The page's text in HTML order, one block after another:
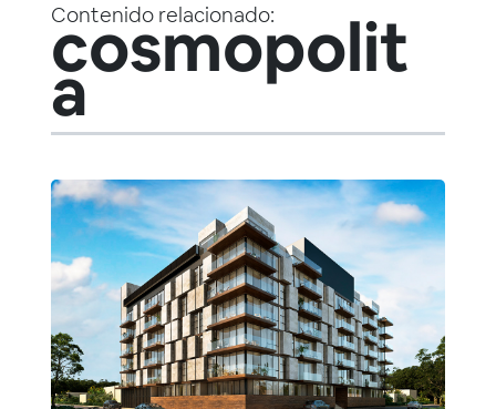
Contenido relacionado:
cosmopolit
a